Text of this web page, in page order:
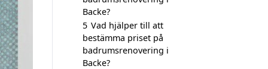
Backe?
5 Vad hjälper till att
bestämma priset på
badrumsrenovering i
Backe?